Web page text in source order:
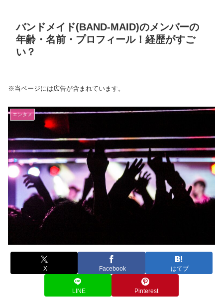
バンドメイド(BAND-MAID)のメンバーの
年齢・名前・プロフィール！経歴がすご
い？
※当ページには広告が含まれています。
エンタメ
X Facebook はてブ
LINE Pinterest